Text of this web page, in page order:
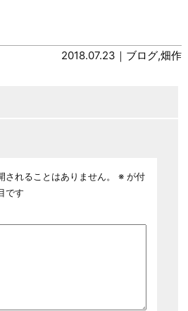
2018.07.23｜ ブログ,畑作
されることはありません。 ※が付
です